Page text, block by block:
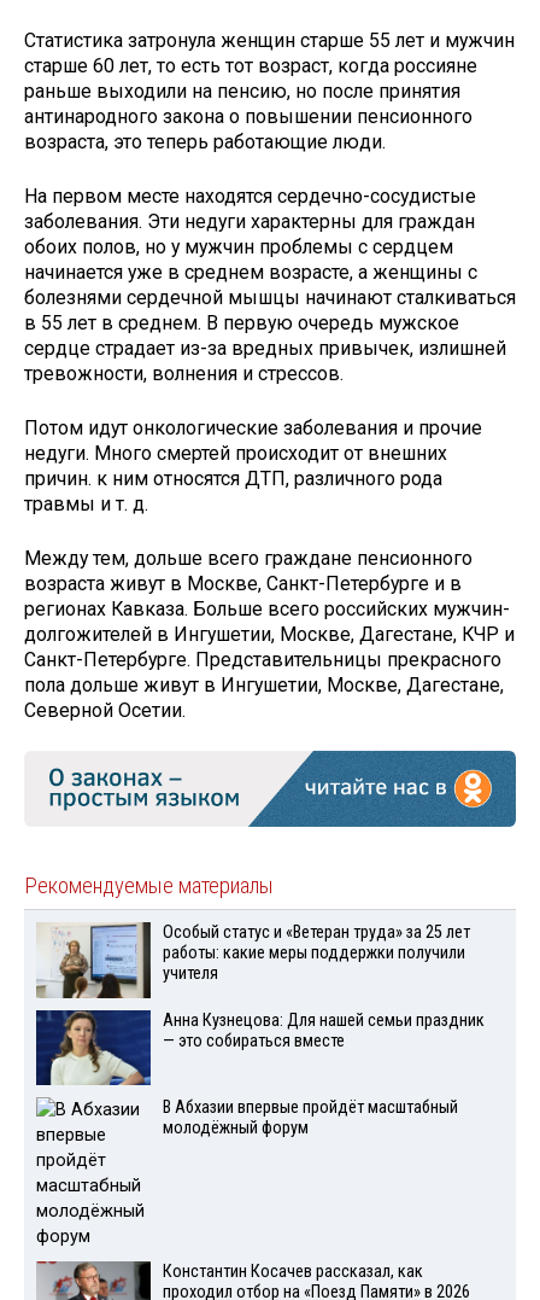
Статистика затронула женщин старше 55 лет и мужчин
старше 60 лет, то есть тот возраст, когда россияне
раньше выходили на пенсию, но после принятия
антинародного закона о повышении пенсионного
возраста, это теперь работающие люди.
На первом месте находятся сердечно-сосудистые
заболевания. Эти недуги характерны для граждан
обоих полов, но у мужчин проблемы с сердцем
начинается уже в среднем возрасте, а женщины с
болезнями сердечной мышцы начинают сталкиваться
в 55 лет в среднем. В первую очередь мужское
сердце страдает из-за вредных привычек, излишней
тревожности, волнения и стрессов.
Потом идут онкологические заболевания и прочие
недуги. Много смертей происходит от внешних
причин. к ним относятся ДТП, различного рода
травмы и т. д.
Между тем, дольше всего граждане пенсионного
возраста живут в Москве, Санкт-Петербурге и в
регионах Кавказа. Больше всего российских мужчин-
долгожителей в Ингушетии, Москве, Дагестане, КЧР и
Санкт-Петербурге. Представительницы прекрасного
пола дольше живут в Ингушетии, Москве, Дагестане,
Северной Осетии.
Рекомендуемые материалы
Особый статус и «Ветеран труда» за 25 лет
работы: какие меры поддержки получили
учителя
Анна Кузнецова: Для нашей семьи праздник
— это собираться вместе
В Абхазии впервые пройдёт масштабный
молодёжный форум
Константин Косачев рассказал, как
проходил отбор на «Поезд Памяти» в 2026